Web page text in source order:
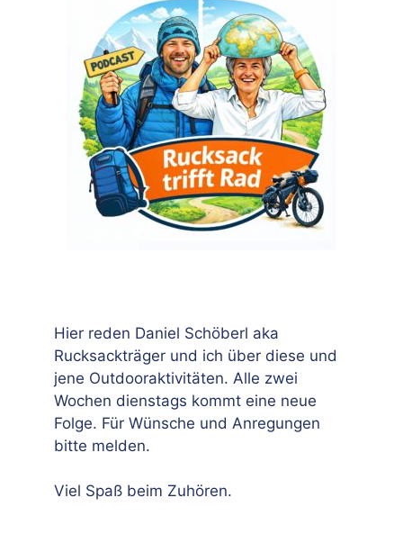
Hier reden Daniel Schöberl aka
Rucksackträger und ich über diese und
jene Outdooraktivitäten. Alle zwei
Wochen dienstags kommt eine neue
Folge. Für Wünsche und Anregungen
bitte melden.
Viel Spaß beim Zuhören.